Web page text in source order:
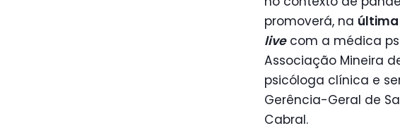
promoverá, na última
livecom a médica
Associação Mineira
psicóloga clínica e
Gerência-Geral de
Cabral.